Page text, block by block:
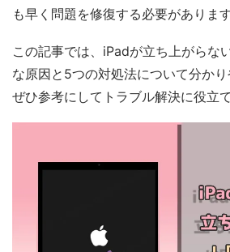
も早く問題を修復する必要があります
この記事では、iPadが立ち上がらな
な原因と5つの対処法について分かり
ぜひ参考にしてトラブル解決に役立